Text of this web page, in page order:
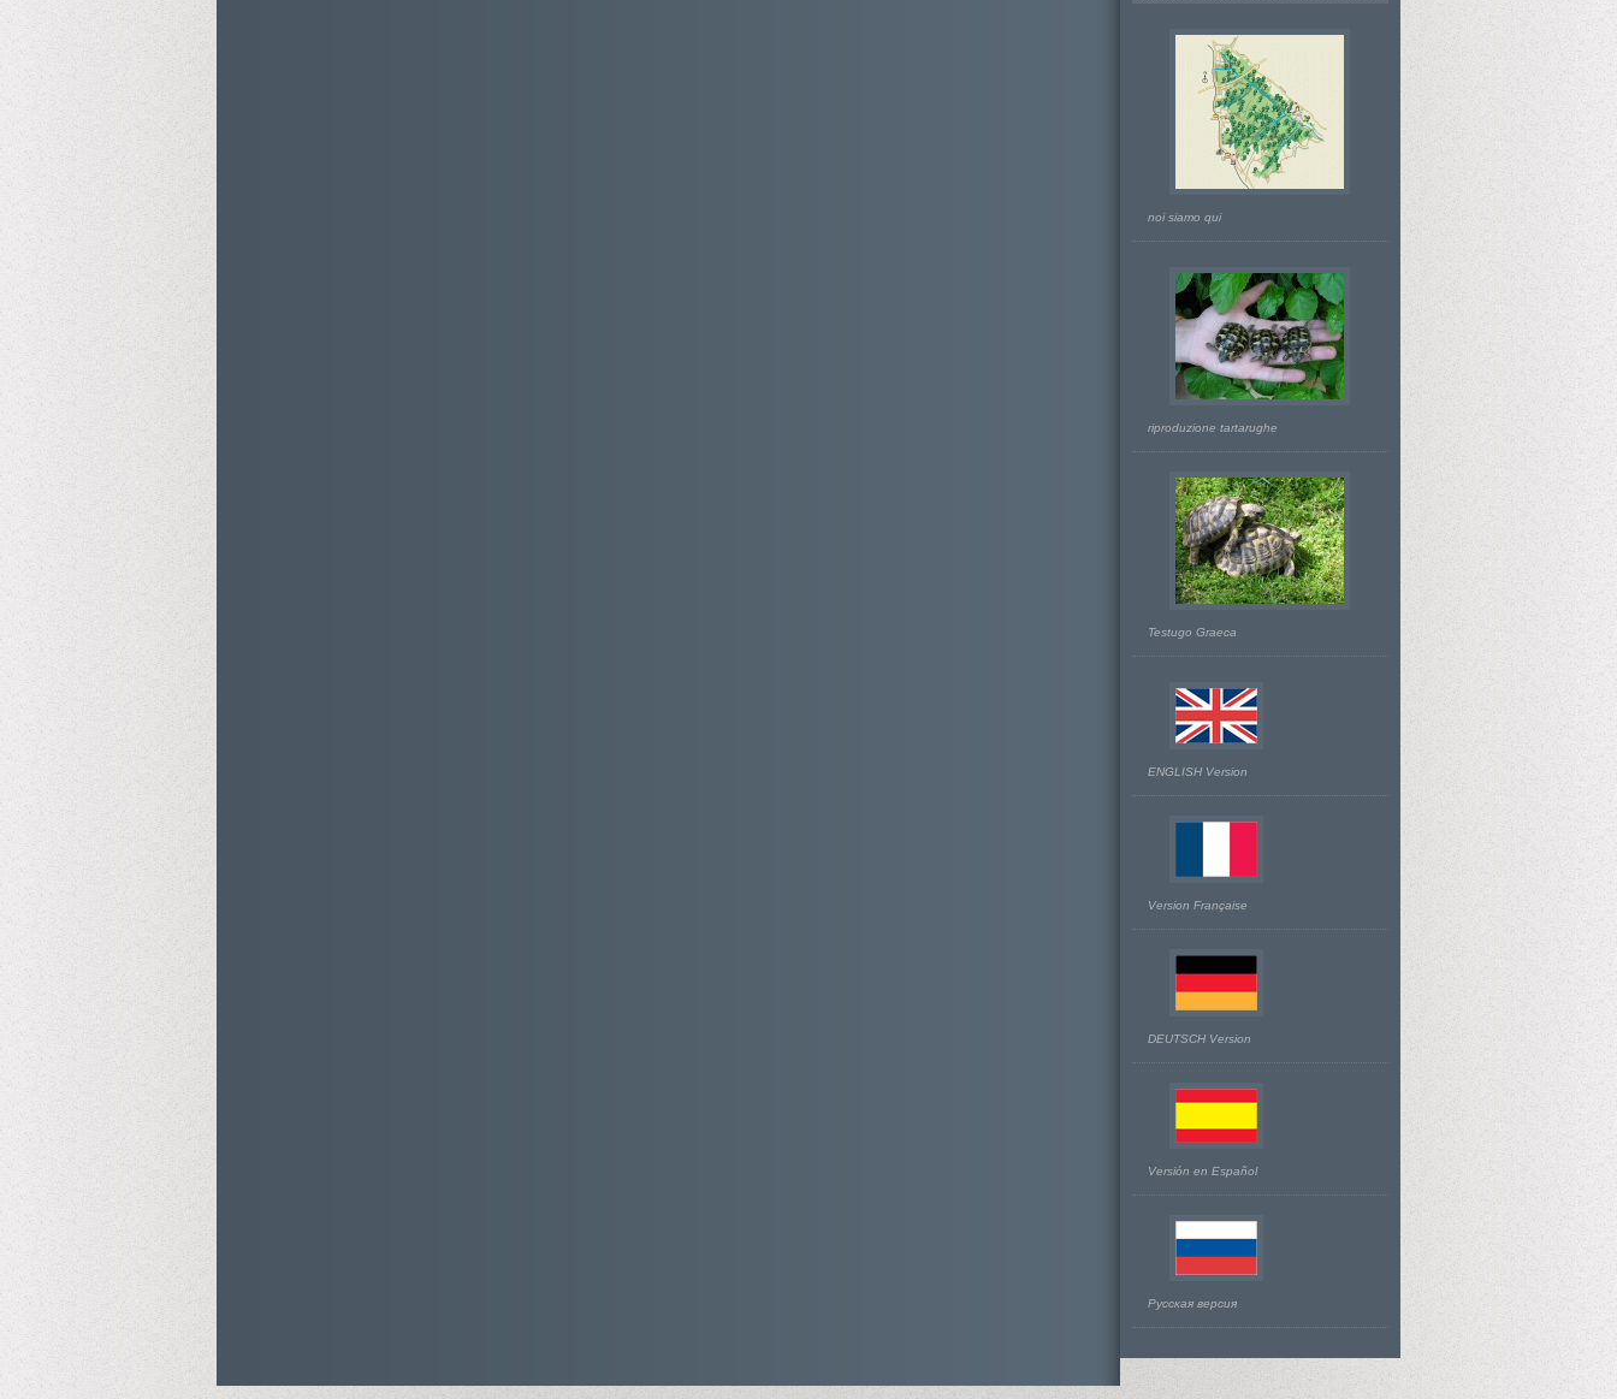
noi siamo qui
riproduzione tartarughe
Testugo Graeca
ENGLISH Version
Version Française
DEUTSCH Version
Versión en Español
Русская версия